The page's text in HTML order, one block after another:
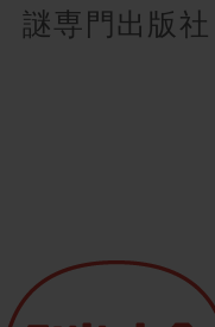
謎専門出版社